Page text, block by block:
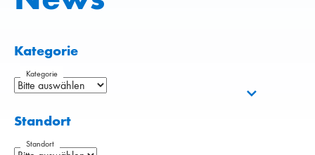
Kategorie
Kategorie
Standort
Standort